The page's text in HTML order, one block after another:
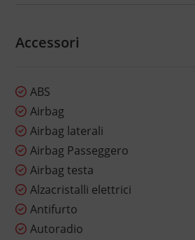
Accessori
ABS
Airbag
Airbag laterali
Airbag Passeggero
Airbag testa
Alzacristalli elettrici
Antifurto
Autoradio